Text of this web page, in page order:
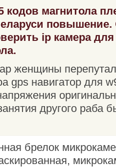
кодов магнитола
повышение.
ip камера
женщины
gps навигатор для
другого раба
брелок